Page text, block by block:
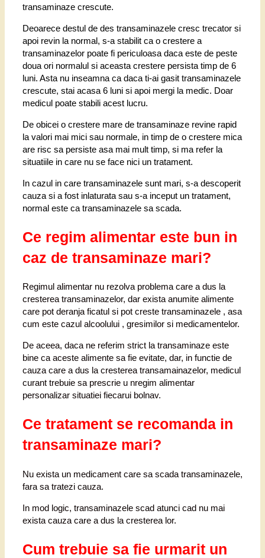
transaminaze crescute.
Deoarece destul de des transaminazele cresc trecator si
apoi revin la normal, s-a stabilit ca o crestere a
transaminazelor poate fi periculoasa daca este de peste
doua ori normalul si aceasta crestere persista timp de 6
luni. Asta nu inseamna ca daca ti-ai gasit transaminazele
crescute, stai acasa 6 luni si apoi mergi la medic. Doar
medicul poate stabili acest lucru.
De obicei o crestere mare de transaminaze revine rapid
la valori mai mici sau normale, in timp de o crestere mica
are risc sa persiste asa mai mult timp, si ma refer la
situatiile in care nu se face nici un tratament.
In cazul in care transaminazele sunt mari, s-a descoperit
cauza si a fost inlaturata sau s-a inceput un tratament,
normal este ca transaminazele sa scada.
Ce regim alimentar este bun in
caz de transaminaze mari?
Regimul alimentar nu rezolva problema care a dus la
cresterea transaminazelor, dar exista anumite alimente
care pot deranja ficatul si pot creste transaminazele , asa
cum este cazul alcoolului , gresimilor si medicamentelor.
De aceea, daca ne referim strict la transaminaze este
bine ca aceste alimente sa fie evitate, dar, in functie de
cauza care a dus la cresterea transamainazelor, medicul
curant trebuie sa prescrie u nregim alimentar
personalizar situatiei fiecarui bolnav.
Ce tratament se recomanda in
transaminaze mari?
Nu exista un medicament care sa scada transaminazele,
fara sa tratezi cauza.
In mod logic, transaminazele scad atunci cad nu mai
exista cauza care a dus la cresterea lor.
Cum trebuie sa fie urmarit un